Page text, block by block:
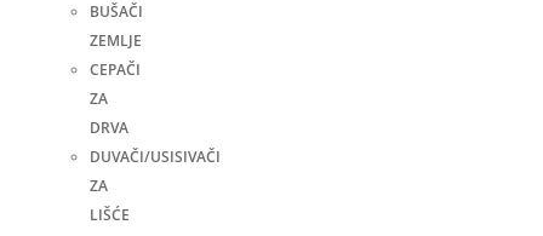
BUŠAČI
ZEMLJE
CEPAČI
ZA
DRVA
DUVAČI/USISIVAČI
ZA
LIŠĆE